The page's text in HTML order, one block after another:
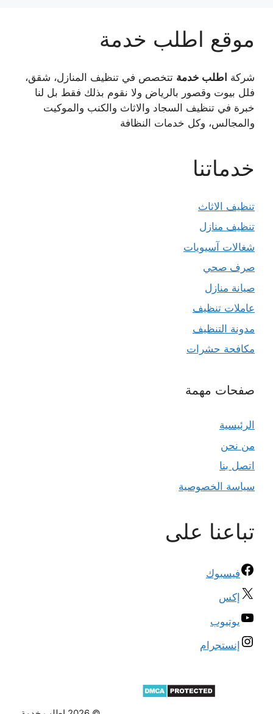
موقع اطلب خدمة
شركة اطلب خدمة تتخصص في تنظيف المنازل، شقق،
فلل بيوت وقصور بالرياض ولا نقوم بذلك فقط بل لنا
خبرة في تنظيف السجاد والاثاث والكنب والموكيت
والمجالس، وكل خدمات النظافة
خدماتنا
تنظيف الاثاث
تنظيف منازل
شغالات آسيويات
صرف صحي
صيانة منازل
عاملات تنظيف
مدونة التنظيف
مكافحة حشرات
صفحات مهمة
الرئيسية
من نحن
اتصل بنا
سياسة الخصوصية
تباعنا على
فيسبوك
إكس
يوتيوب
إنستجرام